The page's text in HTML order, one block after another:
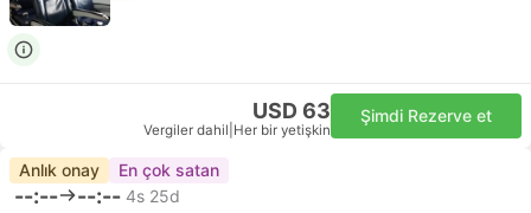
USD 63
Vergiler dahil Her bir yetişkin
Şimdi Rezerve et
Anlık onay En çok satan
--:-- --:-- 4s 25d